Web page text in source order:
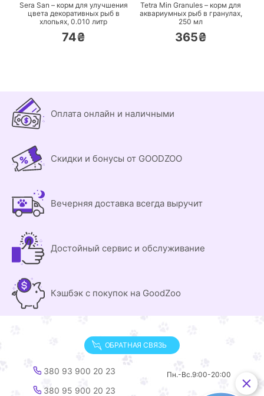
Sera San – корм для улучшения
цвета декоративных рыб в
хлопьях, 0.010 литр
74₴
Tetra Min Granules – корм для
аквариумных рыб в гранулах,
250 мл
365₴
Оплата онлайн и наличными
Скидки и бонусы от GOODZOO
Вечерняя доставка всегда выручит
Достойный сервис и обслуживание
Кэшбэк с покупок на GoodZoo
ОБРАТНАЯ СВЯЗЬ
380 93 900 20 23
380 95 900 20 23
Пн.-Вс.9:00-20:00